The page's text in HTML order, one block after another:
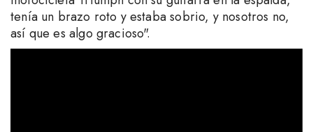
tenía un brazo roto y estaba sobrio, y nosotros no,
así que es algo gracioso".